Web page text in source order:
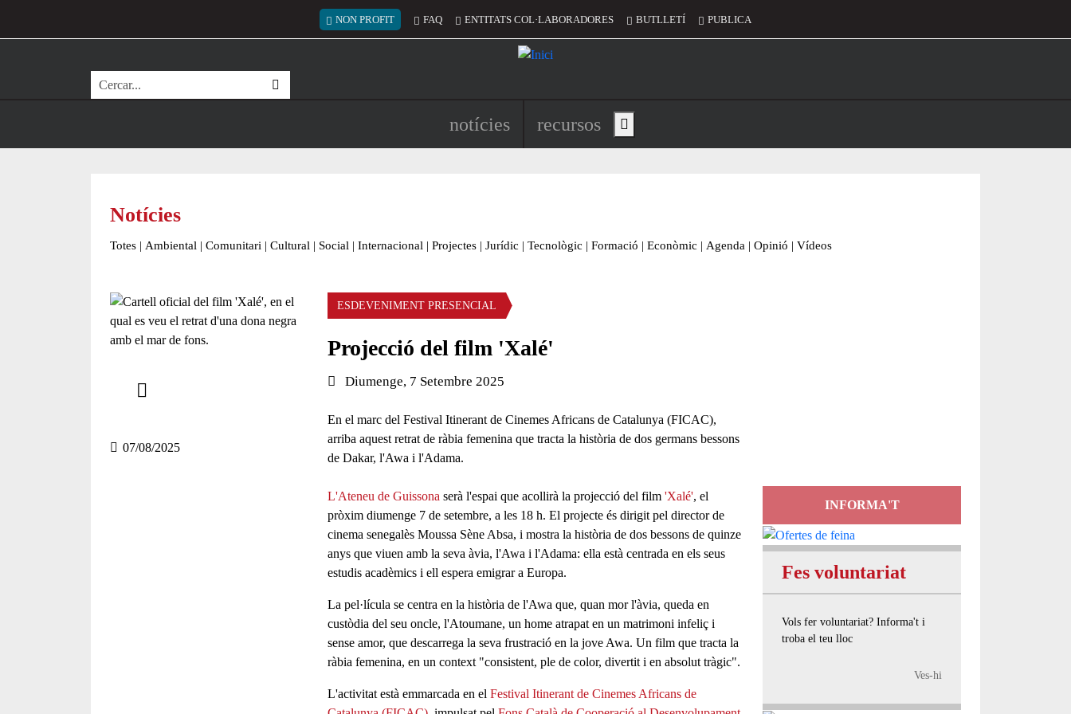
Menú del compte d'usuari
NON PROFIT FAQ ENTITATS COL·LABORADORES BUTLLETÍ PUBLICA
Cerca
Navegació principal de l'encapçalament
notícies recursos Show main menu
Notícies
Totes | Ambiental | Comunitari | Cultural | Social | Internacional | Projectes | Jurídic | Tecnològic | Formació | Econòmic | Agenda | Opinió | Vídeos
07/08/2025
ESDEVENIMENT PRESENCIAL
Projecció del film 'Xalé'
Data de l'esdeveniment:
Diumenge, 7 Setembre 2025
En el marc del Festival Itinerant de Cinemes Africans de Catalunya (FICAC),
arriba aquest retrat de ràbia femenina que tracta la història de dos germans bessons
de Dakar, l'Awa i l'Adama.
L'Ateneu de Guissona serà l'espai que acollirà la projecció del film 'Xalé', el
pròxim diumenge 7 de setembre, a les 18 h. El projecte és dirigit pel director de
cinema senegalès Moussa Sène Absa, i mostra la història de dos bessons de quinze
anys que viuen amb la seva àvia, l'Awa i l'Adama: ella està centrada en els seus
estudis acadèmics i ell espera emigrar a Europa.
La pel·lícula se centra en la història de l'Awa que, quan mor l'àvia, queda en
custòdia del seu oncle, l'Atoumane, un home atrapat en un matrimoni infeliç i
sense amor, que descarrega la seva frustració en la jove Awa. Un film que tracta la
ràbia femenina, en un context "consistent, ple de color, divertit i en absolut tràgic".
L'activitat està emmarcada en el Festival Itinerant de Cinemes Africans de
INFORMA'T
Fes voluntariat
Vols fer voluntariat? Informa't i
troba el teu lloc
Ves-hi